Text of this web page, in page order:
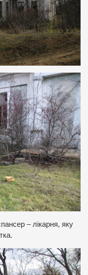
– лікарня, яку